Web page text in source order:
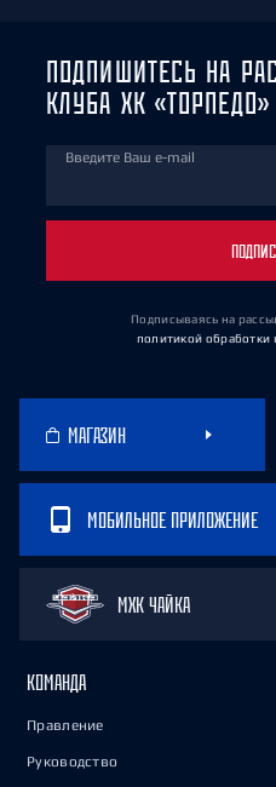
ПОДПИШИТЕСЬ НА
КЛУБА ХК «ТОРПЕДО»
Введите Ваш e-mail
Подписываясь на
политикой обработки
МАГАЗИН
МОБИЛЬНОЕ ПРИЛОЖЕНИЕ
МХК ЧАЙКА
КОМАНДА
Правление
Руководство